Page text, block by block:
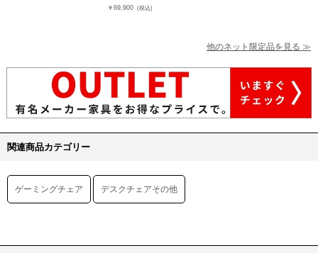
￥69,900 (税込)
他のネット限定品を見る ≫
関連商品カテゴリー
ゲーミングチェア デスクチェアその他